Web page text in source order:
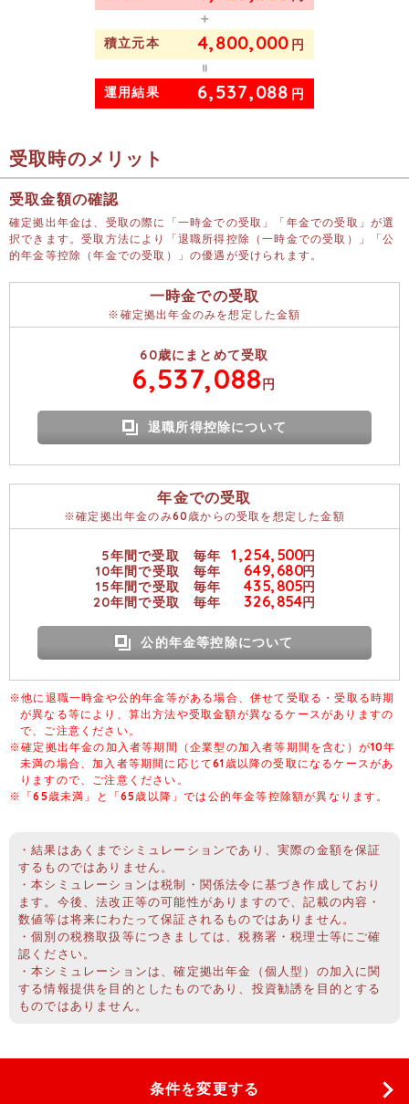
＋
積立元本 4,800,000 円
＝
運用結果 6,537,088 円
受取時のメリット
受取金額の確認
確定拠出年金は、受取の際に「一時金での受取」「年金での受取」が選
択できます。受取方法により「退職所得控除（一時金での受取）」「公
的年金等控除（年金での受取）」の優遇が受けられます。
一時金での受取
※確定拠出年金のみを想定した金額
60歳にまとめて受取
6,537,088円
退職所得控除について
年金での受取
※確定拠出年金のみ60 歳からの受取を想定した金額
5年間で受取 毎年 1 ,254, 500円
10年間で受取 毎年
649, 680円
15年間で受取 毎年
435, 805円
20年間で受取 毎年
326, 854円
公的年金等控除について
※他に退職一時金や公的年金等がある場合、併せて受取る・受取る時期
が異なる等により、算出方法や受取金額が異なるケースがありますの
で、ご注意ください。
※確定拠出年金の加入者等期間（企業型の加入者等期間を含む）が10年
未満の場合、加入者等期間に応じて61歳以降の受取になるケースがあ
りますので、ご注意ください。
※「65歳未満」と「65歳以降」では公的年金等控除額が異なります。
・結果はあくまでシミュレーションであり、実際の金額を保証
するものではありません。
・本シミュレーションは税制・関係法令に基づき作成しており
ます。今後、法改正等の可能性がありますので、記載の内容・
数値等は将来にわたって保証されるものではありません。
・個別の税務取扱等につきましては、税務署・税理士等にご確
認ください。
・本シミュレーションは、確定拠出年金（個人型）の加入に関
する情報提供を目的としたものであり、投資勧誘を目的とする
ものではありません。
条件を変更する